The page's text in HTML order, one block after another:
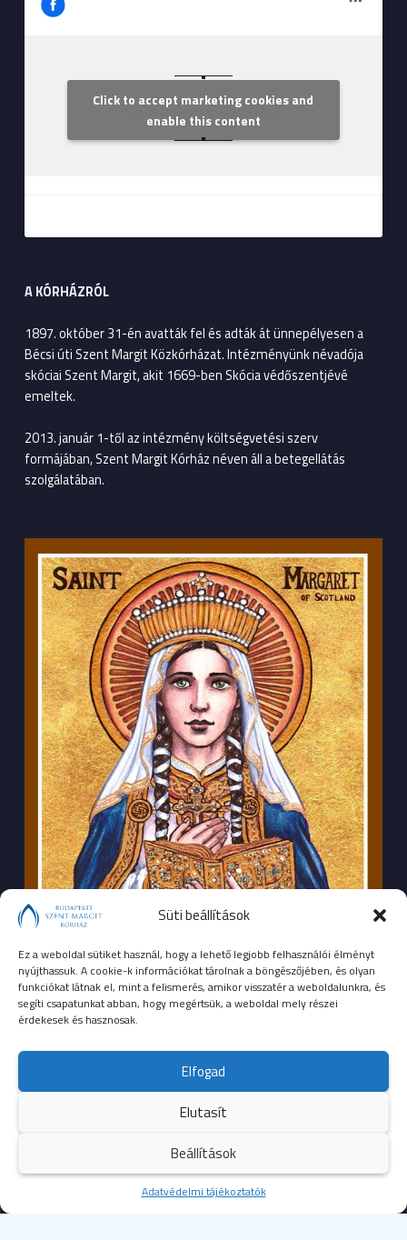
Süti beállítások
Ez a weboldal sütiket használ, hogy a lehető legjobb felhasználói élményt
nyújthassuk. A cookie-k információkat tárolnak a böngészőjében, és olyan
funkciókat látnak el, mint a felismerés, amikor visszatér a weboldalunkra, és
segíti csapatunkat abban, hogy megértsük, a weboldal mely részei
érdekesek és hasznosak.
Elfogad
Elutasít
Beállítások
Adatvédelmi tájékoztatók
Kezdőoldal
Szent Margit Kórház
Click to accept marketing cookies and
enable this content
A KÓRHÁZRÓL
1897. október 31-én avatták fel és adták át ünnepélyesen a
Bécsi úti Szent Margit Közkórházat. Intézményünk névadója
skóciai Szent Margit, akit 1669-ben Skócia védőszentjévé
emeltek.
2013. január 1-től az intézmény költségvetési szerv
formájában, Szent Margit Kórház néven áll a betegellátás
szolgálatában.
SEGÉLYHÍVÓSZÁMOK
104mentők
107rendőrség